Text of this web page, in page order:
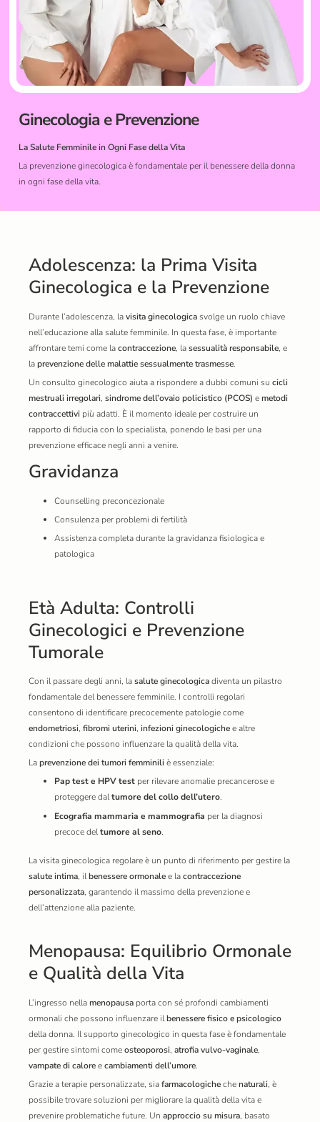
Ginecologia e Prevenzione
La Salute Femminile in Ogni Fase della Vita
La prevenzione ginecologica è fondamentale per il benessere della donna
in ogni fase della vita.
Adolescenza: la Prima Visita
Ginecologica e la Prevenzione
Durante l’adolescenza, lavisita ginecologicasvolge un ruolo chiave
nell’educazione alla salute femminile. In questa fase, è importante
affrontare temi come lacontraccezione, lasessualità responsabile, e
laprevenzione delle malattie sessualmente trasmesse.
Un consulto ginecologico aiuta a rispondere a dubbi comuni su cicli
mestruali irregolari, sindrome dell’ovaio policistico (PCOS) emetodi
contraccettivi più adatti. È il momento ideale per costruire un
rapporto di fiducia con lo specialista, ponendo le basi per una
prevenzione efficace negli anni a venire.
Gravidanza
Counselling preconcezionale
Consulenza per problemi di fertilità
Assistenza completa durante la gravidanza fisiologica e
patologica
Età Adulta: Controlli
Ginecologici e Prevenzione
Tumorale
Con il passare degli anni, lasalute ginecologicadiventa un pilastro
fondamentale del benessere femminile. I controlli regolari
consentono di identificare precocemente patologie come
endometriosi, fibromi uterini, infezioni ginecologichee altre
condizioni che possono influenzare la qualità della vita.
Laprevenzione dei tumori femminiliè essenziale:
Pap test e HPV test per rilevare anomalie precancerose e
proteggere daltumore del collo dell’utero.
Ecografia mammaria e mammografia per la diagnosi
precoce deltumore al seno.
La visita ginecologica regolare è un punto di riferimento per gestire la
salute intima, ilbenessere ormonalee lacontraccezione
personalizzata, garantendo il massimo della prevenzione e
dell’attenzione alla paziente.
Menopausa: Equilibrio Ormonale
e Qualità della Vita
L’ingresso nellamenopausa porta con sé profondi cambiamenti
ormonali che possono influenzare ilbenessere fisico e psicologico
della donna. Il supporto ginecologico in questa fase è fondamentale
per gestire sintomi comeosteoporosi, atrofia vulvo-vaginale,
vampate di caloreecambiamenti dell’umore.
Grazie a terapie personalizzate, siafarmacologichechenaturali, è
possibile trovare soluzioni per migliorare la qualità della vita e
prevenire problematiche future. Un approccio su misura, basato